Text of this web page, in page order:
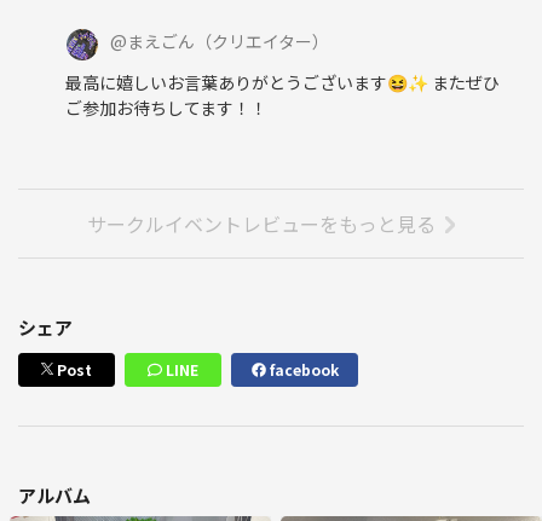
@まえごん （クリエイター）
最高に嬉しいお言葉ありがとうございます😆✨ またぜひ
ご参加お待ちしてます！！
サークルイベントレビューをもっと見る
シェア
Post LINE facebook
アルバム